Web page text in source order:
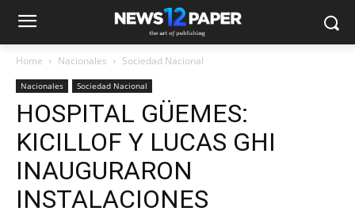
Home Nacionales Sociedad Nacional
Nacionales Sociedad Nacional
HOSPITAL GÜEMES:
KICILLOF Y LUCAS GHI
INAUGURARON
INSTALACIONES